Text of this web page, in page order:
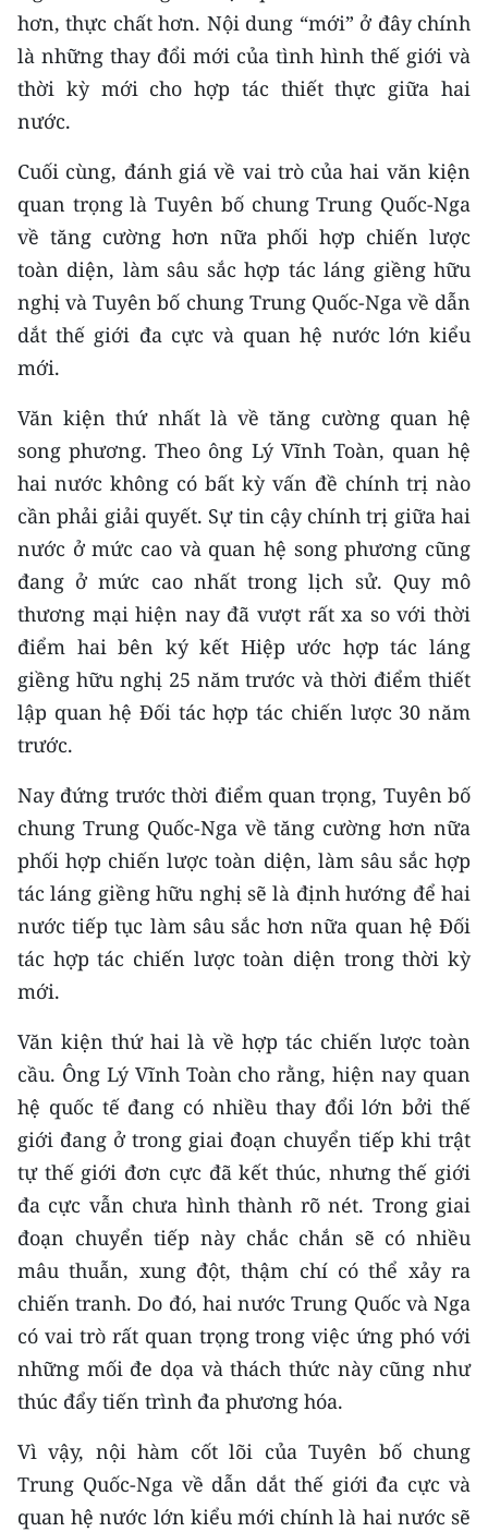
ENGLISH
中文
FRANÇAIS
РУССКИЙ
ESPAÑOL
한국어
hơn, thực chất hơn. Nội dung “mới” ở đây chính
là những thay đổi mới của tình hình thế giới và
thời kỳ mới cho hợp tác thiết thực giữa hai
nước.
Cuối cùng, đánh giá về vai trò của hai văn kiện
quan trọng là Tuyên bố chung Trung Quốc-Nga
về tăng cường hơn nữa phối hợp chiến lược
toàn diện, làm sâu sắc hợp tác láng giềng hữu
nghị và Tuyên bố chung Trung Quốc-Nga về dẫn
dắt thế giới đa cực và quan hệ nước lớn kiểu
mới.
Văn kiện thứ nhất là về tăng cường quan hệ
song phương. Theo ông Lý Vĩnh Toàn, quan hệ
hai nước không có bất kỳ vấn đề chính trị nào
cần phải giải quyết. Sự tin cậy chính trị giữa hai
nước ở mức cao và quan hệ song phương cũng
đang ở mức cao nhất trong lịch sử. Quy mô
thương mại hiện nay đã vượt rất xa so với thời
điểm hai bên ký kết Hiệp ước hợp tác láng
giềng hữu nghị 25 năm trước và thời điểm thiết
lập quan hệ Đối tác hợp tác chiến lược 30 năm
trước.
Nay đứng trước thời điểm quan trọng, Tuyên bố
chung Trung Quốc-Nga về tăng cường hơn nữa
phối hợp chiến lược toàn diện, làm sâu sắc hợp
tác láng giềng hữu nghị sẽ là định hướng để hai
nước tiếp tục làm sâu sắc hơn nữa quan hệ Đối
tác hợp tác chiến lược toàn diện trong thời kỳ
mới.
Văn kiện thứ hai là về hợp tác chiến lược toàn
cầu. Ông Lý Vĩnh Toàn cho rằng, hiện nay quan
hệ quốc tế đang có nhiều thay đổi lớn bởi thế
giới đang ở trong giai đoạn chuyển tiếp khi trật
tự thế giới đơn cực đã kết thúc, nhưng thế giới
đa cực vẫn chưa hình thành rõ nét. Trong giai
đoạn chuyển tiếp này chắc chắn sẽ có nhiều
mâu thuẫn, xung đột, thậm chí có thể xảy ra
chiến tranh. Do đó, hai nước Trung Quốc và Nga
có vai trò rất quan trọng trong việc ứng phó với
những mối đe dọa và thách thức này cũng như
thúc đẩy tiến trình đa phương hóa.
Vì vậy, nội hàm cốt lõi của Tuyên bố chung
Trung Quốc-Nga về dẫn dắt thế giới đa cực và
quan hệ nước lớn kiểu mới chính là hai nước sẽ